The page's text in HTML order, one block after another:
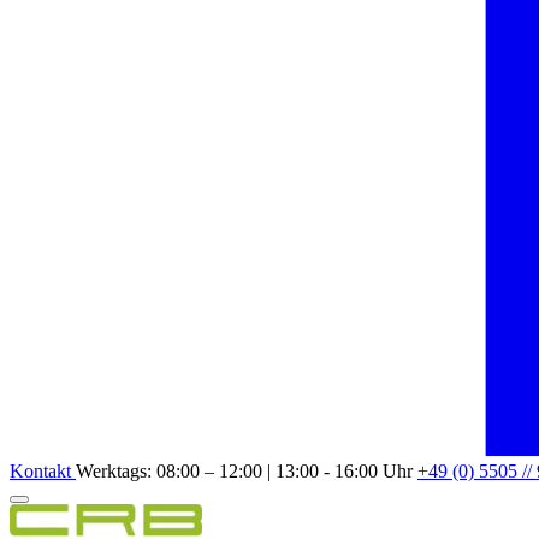
Kontakt Werktags: 08:00 – 12:00 | 13:00 - 16:00 Uhr+49 (0) 5505 //